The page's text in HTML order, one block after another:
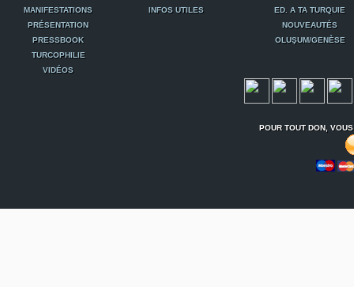
MANIFESTATIONS
INFOS UTILES
ED. A TA TURQUIE
PRÉSENTATION
NOUVEAUTÉS
PRESSBOOK
OLUŞUM/GENÈSE
TURCOPHILIE
VIDÉOS
POUR TOUT DON,